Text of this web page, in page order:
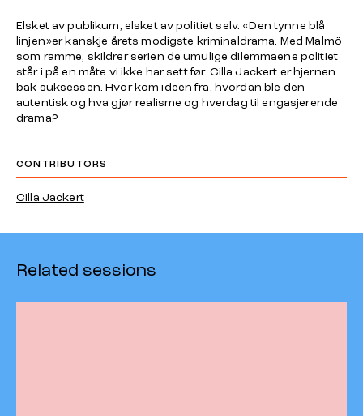
Elsket av publikum, elsket av politiet selv. «Den tynne blå
linjen»er kanskje årets modigste kriminaldrama. Med Malmö
som ramme, skildrer serien de umulige dilemmaene politiet
står i på en måte vi ikke har sett før. Cilla Jackert er hjernen
bak suksessen. Hvor kom ideen fra, hvordan ble den
autentisk og hva gjør realisme og hverdag til engasjerende
drama?
CONTRIBUTORS
Cilla Jackert
Related sessions